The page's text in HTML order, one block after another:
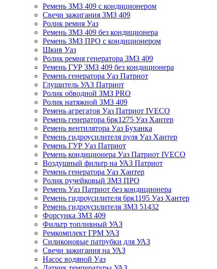
Ремень ЗМЗ 409 с кондиционером
Свечи зажигания ЗМЗ 409
Ролик ремня Уаз
Ремень ЗМЗ 409 без кондиционера
Ремень ЗМЗ ПРО с кондиционером
Шкив Уаз
Ролик ремня генератора ЗМЗ 409
Ремень ГУР ЗМЗ 409 без кондиционера
Ремень генератора Уаз Патриот
Глушитель УАЗ Патриот
Ролик обводной ЗМЗ PRO
Ролик натяжной ЗМЗ 409
Ремень агрегатов Уаз Патриот IVECO
Ремень генератора 6рк1275 Уаз Хантер
Ремень вентилятора Уаз Буханка
Ремень гидроусилителя руля Уаз Хантер
Ремень ГУР Уаз Патриот
Ремень кондиционера Уаз Патриот IVECO
Воздушный фильтр на УАЗ Патриот
Ремень генератора Уаз Хантер
Ролик ручейковый ЗМЗ ПРО
Ремень Уаз Патриот без кондиционера
Ремень гидроусилителя 6рк1195 Уаз Хантер
Ремень гидроусилителя ЗМЗ 51432
Форсунка ЗМЗ 409
Фильтр топливный УАЗ
Ремкомплект ГРМ УАЗ
Силиконовые патрубки для УАЗ
Свечи зажигания на УАЗ
Насос водяной Уаз